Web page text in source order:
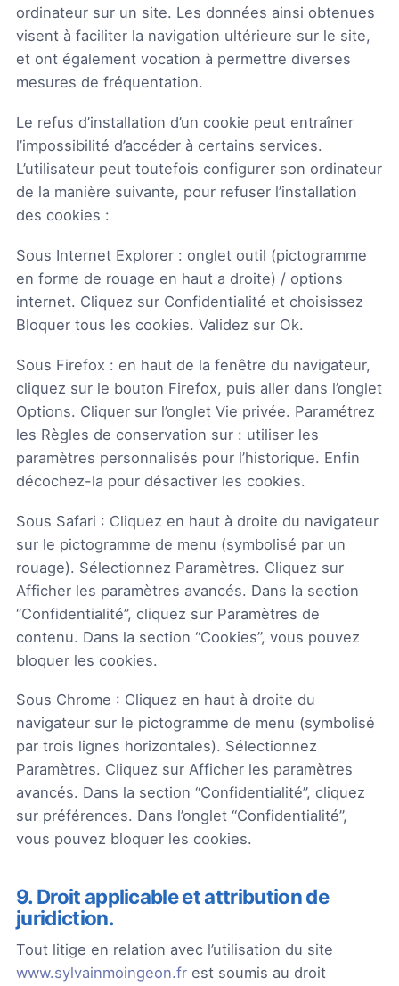
ordinateur sur un site. Les données ainsi obtenues
visent à faciliter la navigation ultérieure sur le site,
et ont également vocation à permettre diverses
mesures de fréquentation.
Le refus d’installation d’un cookie peut entraîner
l’impossibilité d’accéder à certains services.
L’utilisateur peut toutefois configurer son ordinateur
de la manière suivante, pour refuser l’installation
des cookies :
Sous Internet Explorer : onglet outil (pictogramme
en forme de rouage en haut a droite) / options
internet. Cliquez sur Confidentialité et choisissez
Bloquer tous les cookies. Validez sur Ok.
Sous Firefox : en haut de la fenêtre du navigateur,
cliquez sur le bouton Firefox, puis aller dans l’onglet
Options. Cliquer sur l’onglet Vie privée. Paramétrez
les Règles de conservation sur : utiliser les
paramètres personnalisés pour l’historique. Enfin
décochez-la pour désactiver les cookies.
Sous Safari : Cliquez en haut à droite du navigateur
sur le pictogramme de menu (symbolisé par un
rouage). Sélectionnez Paramètres. Cliquez sur
Afficher les paramètres avancés. Dans la section
“Confidentialité”, cliquez sur Paramètres de
contenu. Dans la section “Cookies”, vous pouvez
bloquer les cookies.
Sous Chrome : Cliquez en haut à droite du
navigateur sur le pictogramme de menu (symbolisé
par trois lignes horizontales). Sélectionnez
Paramètres. Cliquez sur Afficher les paramètres
avancés. Dans la section “Confidentialité”, cliquez
sur préférences. Dans l’onglet “Confidentialité”,
vous pouvez bloquer les cookies.
9. Droit applicable et attribution de
juridiction.
Tout litige en relation avec l’utilisation du site
www.sylvainmoingeon.frest soumis au droit